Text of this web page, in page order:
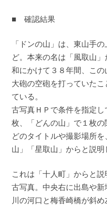
■ 確認結果
「ドンの山」は、東山手
ど。本来の名は「風取山
和にかけて３８年間、こ
大砲の空砲を打っていた
ている。
古写真ＨＰで条件を指定
枚、「どんの山」で１枚
どのタイトルや撮影場所
山」「星取山」からと説明
これは「十人町」からと
古写真。中央右に出島や
川の河口と梅香崎橋が斜